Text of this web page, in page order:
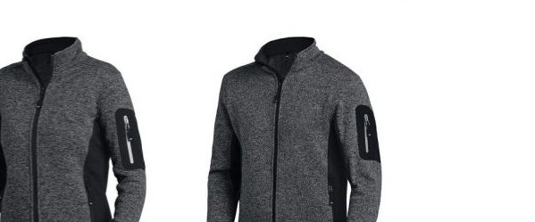
Zur
Wunschliste
hinzufügen
Zur
Wunschliste
hinzufügen